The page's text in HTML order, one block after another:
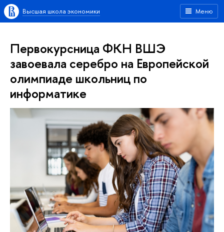
Меню
Высшая школа экономики
Первокурсница ФКН ВШЭ
завоевала серебро на Европейской
олимпиаде школьниц по
информатике